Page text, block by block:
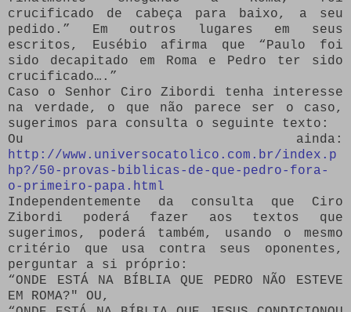
crucificado de cabeça para baixo, a seu
pedido.” Em outros lugares em seus
escritos, Eusébio afirma que “Paulo foi
sido decapitado em Roma e Pedro ter sido
crucificado….”
Caso o Senhor Ciro Zibordi tenha interesse
na verdade, o que não parece ser o caso,
sugerimos para consulta o seguinte texto:
Ou ainda:
http://www.universocatolico.com.br/index.p
hp?/50-provas-biblicas-de-que-pedro-fora-
o-primeiro-papa.html
Independentemente da consulta que Ciro
Zibordi poderá fazer aos textos que
sugerimos, poderá também, usando o mesmo
critério que usa contra seus oponentes,
perguntar a si próprio:
“ONDE ESTÁ NA BÍBLIA QUE PEDRO NÃO ESTEVE
EM ROMA?" OU,